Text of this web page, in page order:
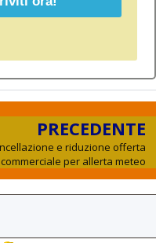
PRECEDENTE
e riduzione offerta
commerciale per allerta meteo